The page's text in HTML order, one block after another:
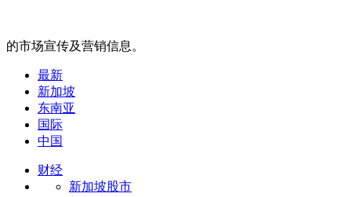
的市场宣传及营销信息。
最新
新加坡
东南亚
国际
中国
财经
新加坡股市